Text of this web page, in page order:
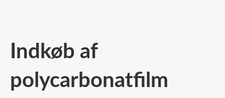
Indkøb af
polycarbonatfilm